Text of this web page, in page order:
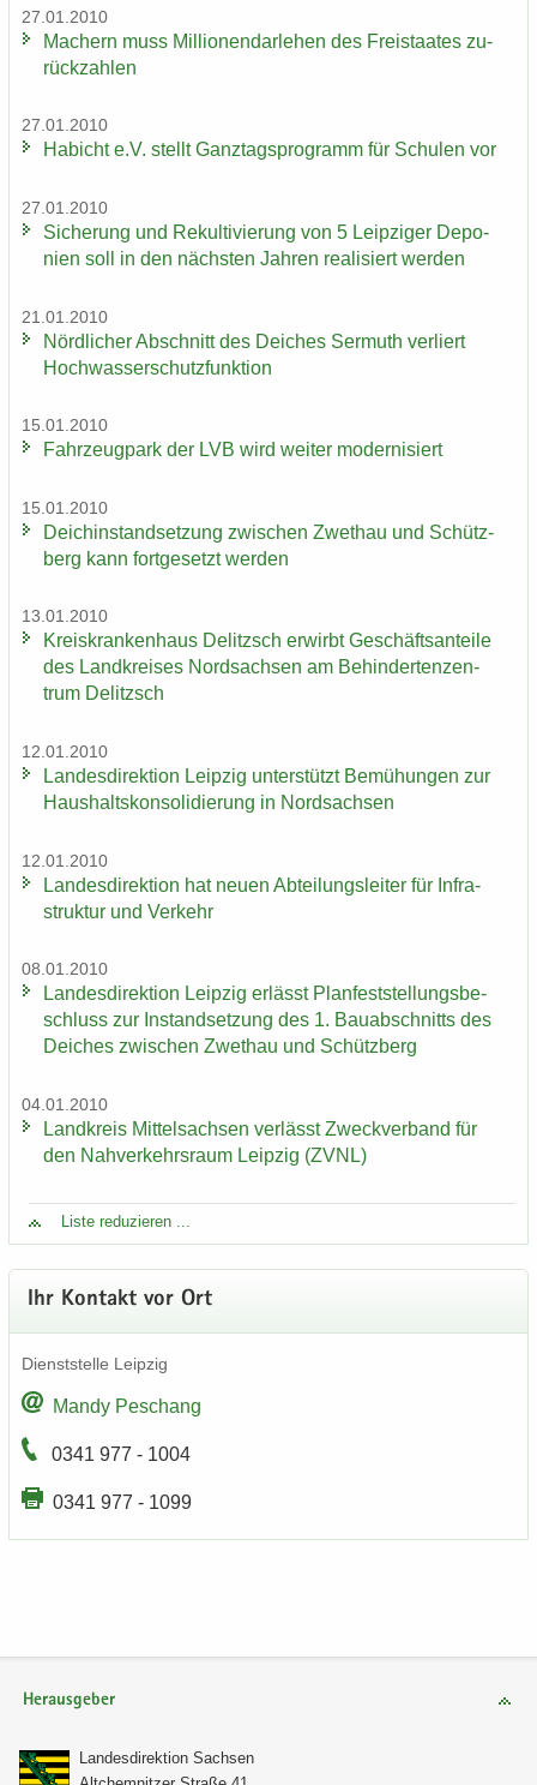
27.01.2010
Ma­chern muss Mil­lio­nen­dar­le­hen des Frei­staa­tes zu­
rück­zah­len
27.01.2010
Ha­bicht e.V. stellt Ganz­tags­pro­gramm für Schu­len vor
27.01.2010
Si­che­rung und Re­kul­ti­vie­rung von 5 Leip­zi­ger De­po­
nien soll in den nächs­ten Jah­ren rea­li­siert wer­den
21.01.2010
Nörd­li­cher Ab­schnitt des Dei­ches Ser­muth ver­liert
Hoch­was­ser­schutz­funk­ti­on
15.01.2010
Fahr­zeug­park der LVB wird wei­ter mo­der­ni­siert
15.01.2010
Deich­in­stand­set­zung zwi­schen Zwet­hau und Schütz­
berg kann fort­ge­setzt wer­den
13.01.2010
Kreis­kran­ken­haus De­litzsch er­wirbt Ge­schäfts­an­tei­le
des Land­krei­ses Nord­sach­sen am Be­hin­der­ten­zen­
trum De­litzsch
12.01.2010
Lan­des­di­rek­ti­on Leip­zig un­ter­stützt Be­mü­hun­gen zur
Haus­halts­kon­so­li­die­rung in Nord­sach­sen
12.01.2010
Lan­des­di­rek­ti­on hat neuen Ab­tei­lungs­lei­ter für In­fra­
struk­tur und Ver­kehr
08.01.2010
Lan­des­di­rek­ti­on Leip­zig er­lässt Plan­fest­stel­lungs­be­
schluss zur In­stand­set­zung des 1. Bau­ab­schnitts des
Dei­ches zwi­schen Zwet­hau und Schütz­berg
04.01.2010
Land­kreis Mit­tel­sach­sen ver­lässt Zweck­ver­band für
den Nah­ver­kehrs­raum Leip­zig (ZVNL)
Liste re­du­zie­ren ...
Ihr Kon­takt vor Ort
Dienst­stel­le Leip­zig
Mandy Peschang
0341 977 - 1004
0341 977 - 1099
Herausgeber
Lan­des­di­rek­ti­on Sach­sen